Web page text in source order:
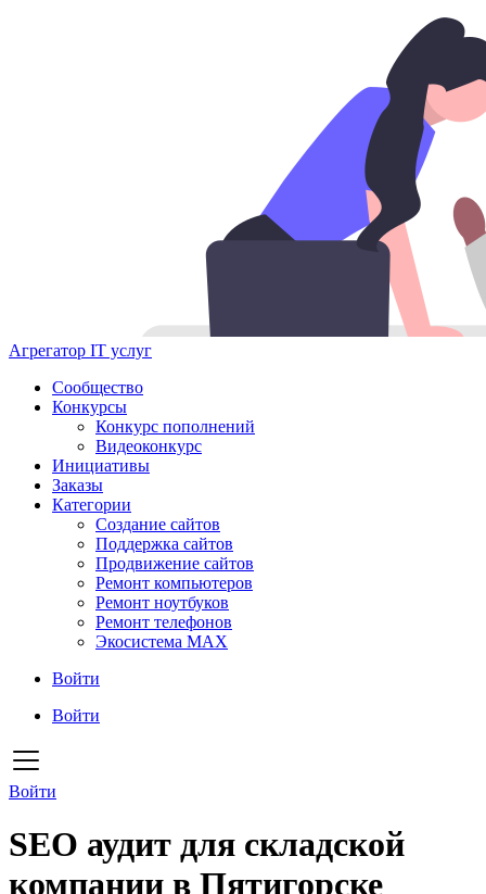
Агрегатор IT услуг
Сообщество
Конкурсы
Конкурс пополнений
Видеоконкурс
Инициативы
Заказы
Категории
Создание сайтов
Поддержка сайтов
Продвижение сайтов
Ремонт компьютеров
Ремонт ноутбуков
Ремонт телефонов
Экосистема MAX
Войти
Войти
Войти
SEO аудит для складской
компании в Пятигорске